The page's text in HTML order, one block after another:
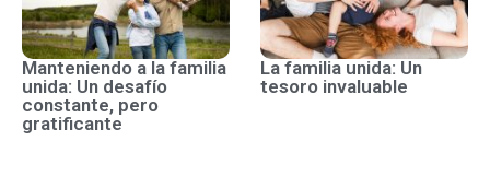
Manteniendo a la familia
unida: Un desafío
constante, pero
gratificante
La familia unida: Un
tesoro invaluable